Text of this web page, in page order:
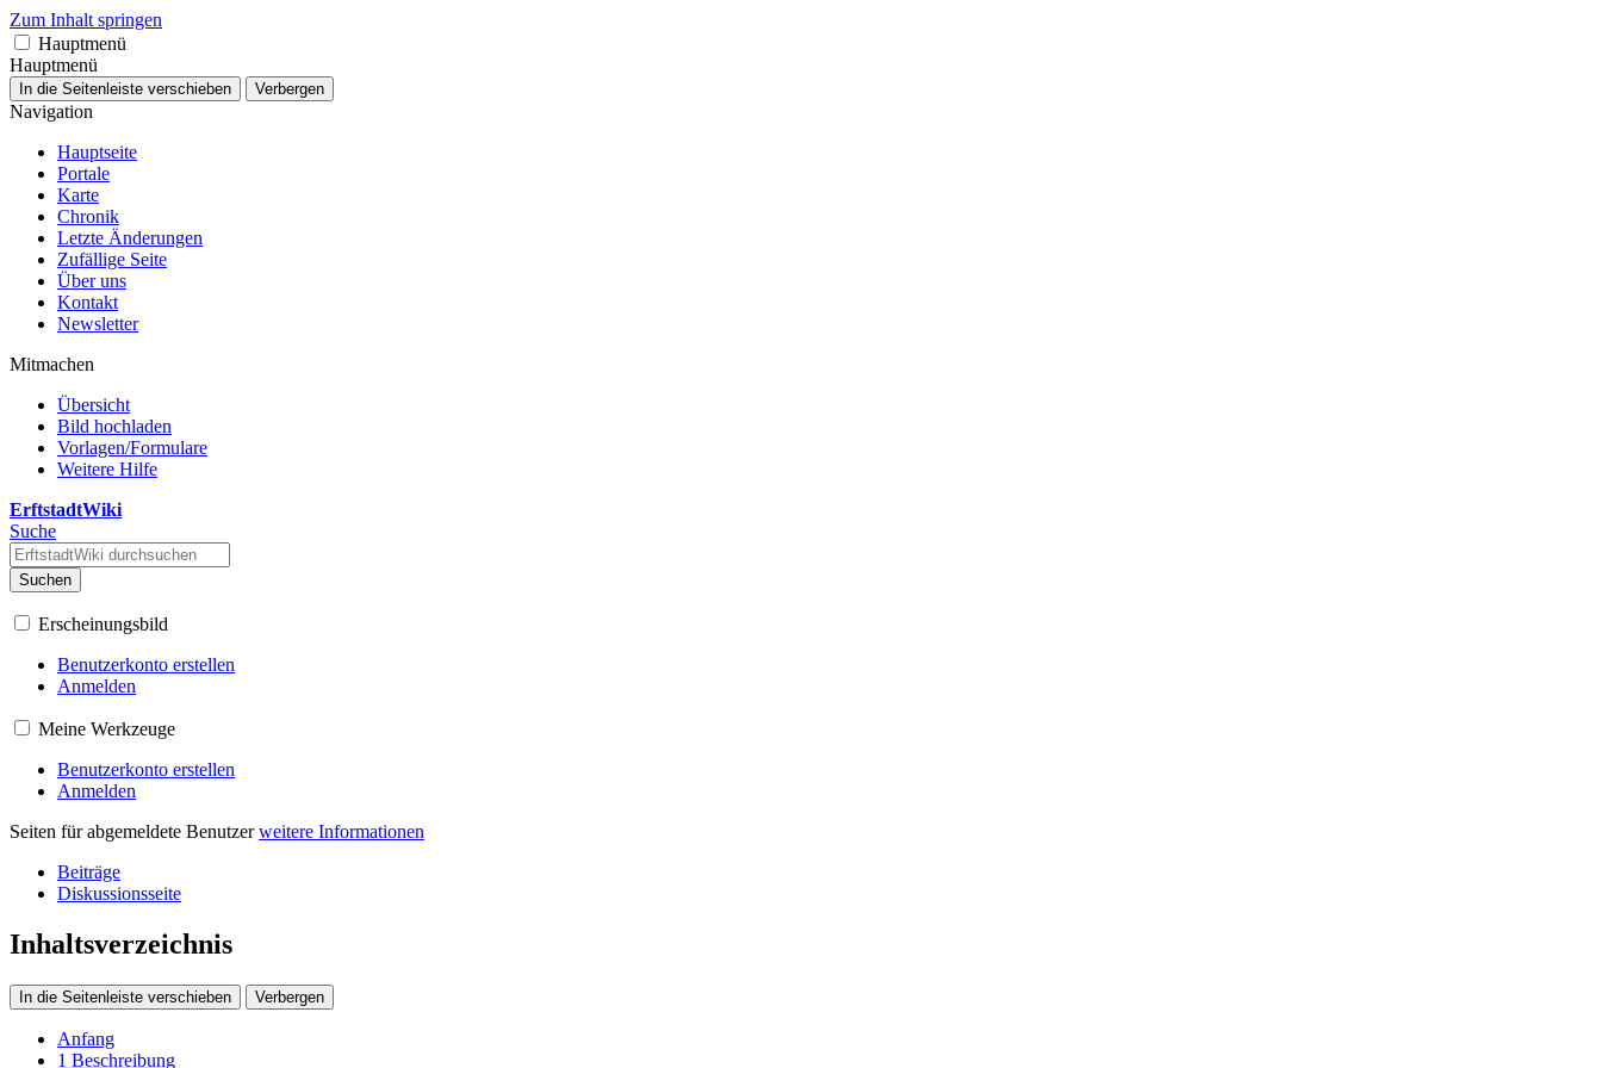
Zum Inhalt springen
Hauptmenü
Hauptmenü
In die Seitenleiste verschieben Verbergen
Navigation
Hauptseite
Portale
Karte
Chronik
Letzte Änderungen
Zufällige Seite
Über uns
Kontakt
Newsletter
Mitmachen
Übersicht
Bild hochladen
Vorlagen/Formulare
Weitere Hilfe
ErftstadtWiki
Suche
Suchen
Erscheinungsbild
Benutzerkonto erstellen
Anmelden
Meine Werkzeuge
Benutzerkonto erstellen
Anmelden
Seiten für abgemeldete Benutzerweitere Informationen
Beiträge
Diskussionsseite
Inhaltsverzeichnis
In die Seitenleiste verschieben Verbergen
Anfang
1 Beschreibung